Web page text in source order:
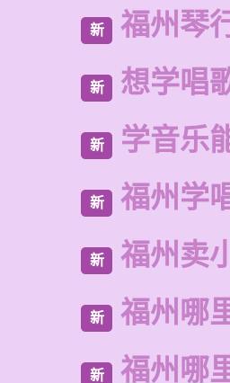
新 福州琴
新 想学唱
新 学音乐
新 福州学
新 福州卖
新 福州哪
新 福州哪